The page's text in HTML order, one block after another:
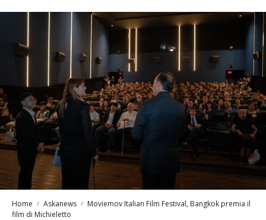
Home Askanews
Moviemov Italian Film Festival, Bangkok premia il
film di Michieletto